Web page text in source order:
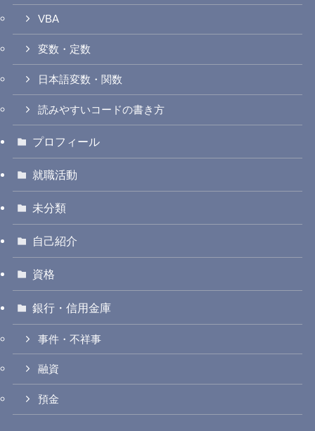
VBA
変数・定数
日本語変数・関数
読みやすいコードの書き方
プロフィール
就職活動
未分類
自己紹介
資格
銀行・信用金庫
事件・不祥事
融資
預金